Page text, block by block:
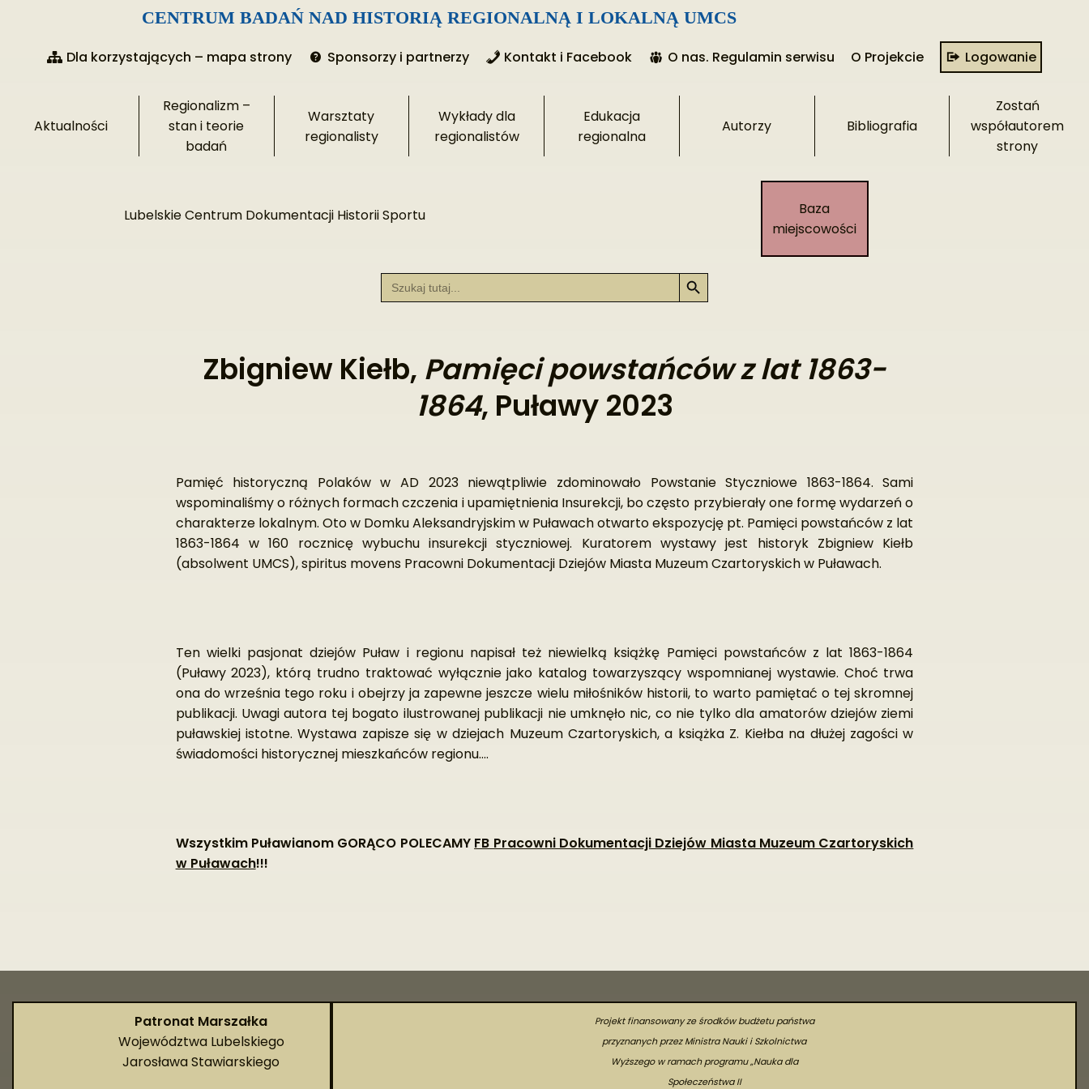
CENTRUM BADAŃ NAD HISTORIĄ REGIONALNĄ I LOKALNĄ UMCS
Dla korzystających – mapa strony Sponsorzy i partnerzy Kontakt i Facebook O nas. Regulamin serwisu O Projekcie Logowanie
Aktualności
Regionalizm –
stan i teorie
badań
Warsztaty
regionalisty
Wykłady dla
regionalistów
Edukacja
regionalna
Autorzy Bibliografia
Zostań
współautorem
strony​
Lubelskie Centrum Dokumentacji Historii Sportu
Baza
miejscowości
Search
for:
Search Button
Zbigniew Kiełb, Pamięci powstańców z lat 1863-
1864, Puławy 2023
Pamięć historyczną Polaków w AD 2023 niewątpliwie zdominowało Powstanie Styczniowe 1863-1864. Sami
wspominaliśmy o różnych formach czczenia i upamiętnienia Insurekcji, bo często przybierały one formę wydarzeń o
charakterze lokalnym. Oto w Domku Aleksandryjskim w Puławach otwarto ekspozycję pt. Pamięci powstańców z lat
1863-1864 w 160 rocznicę wybuchu insurekcji styczniowej. Kuratorem wystawy jest historyk Zbigniew Kiełb
(absolwent UMCS), spiritus movens Pracowni Dokumentacji Dziejów Miasta Muzeum Czartoryskich w Puławach.
Ten wielki pasjonat dziejów Puław i regionu napisał też niewielką książkę Pamięci powstańców z lat 1863-1864
(Puławy 2023), którą trudno traktować wyłącznie jako katalog towarzyszący wspomnianej wystawie. Choć trwa
ona do września tego roku i obejrzy ja zapewne jeszcze wielu miłośników historii, to warto pamiętać o tej skromnej
publikacji. Uwagi autora tej bogato ilustrowanej publikacji nie umknęło nic, co nie tylko dla amatorów dziejów ziemi
puławskiej istotne. Wystawa zapisze się w dziejach Muzeum Czartoryskich, a książka Z. Kiełba na dłużej zagości w
świadomości historycznej mieszkańców regionu….
Wszystkim Puławianom GORĄCO POLECAMY FB Pracowni Dokumentacji Dziejów Miasta Muzeum Czartoryskich
w Puławach!!!
Patronat Marszałka
Województwa Lubelskiego
Jarosława Stawiarskiego
Projekt finansowany ze środków budżetu państwa
przyznanych przez Ministra Nauki i Szkolnictwa
Wyższego w ramach programu „Nauka dla
Społeczeństwa II